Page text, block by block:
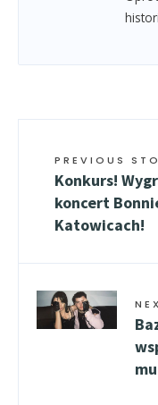
PREVIOUS
Konkurs!
koncert
Katowicach!